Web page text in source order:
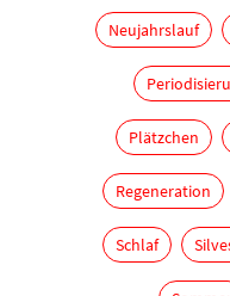
Neujahrslauf
Plätzchen
Regeneration
Schlaf